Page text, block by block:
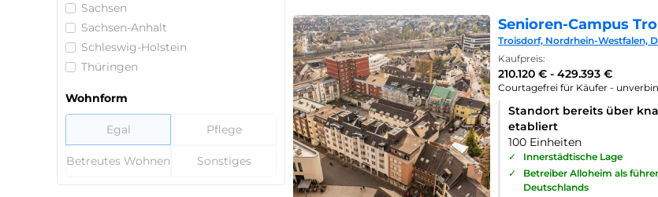
Sachsen
Sachsen-Anhalt
Schleswig-Holstein
Thüringen
Wohnform
Egal Pflege
Betreutes Wohnen Sonstiges
Senioren-Campus
Troisdorf, Nordrhein-Westfalen,
Kaufpreis:
210.120 € - 429.393 €
Courtagefrei für Käufer -
Standort bereits über
etabliert
100 Einheiten
✓
Innerstädtische Lage
✓
Betreiber Alloheim als
Deutschlands